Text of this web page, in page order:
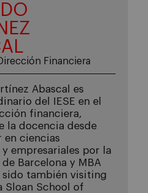
Financiera
Abascal es
del IESE en el
financiera,
la docencia desde
en ciencias
empresariales por la
Barcelona y MBA
sido también visiting
Sloan School of